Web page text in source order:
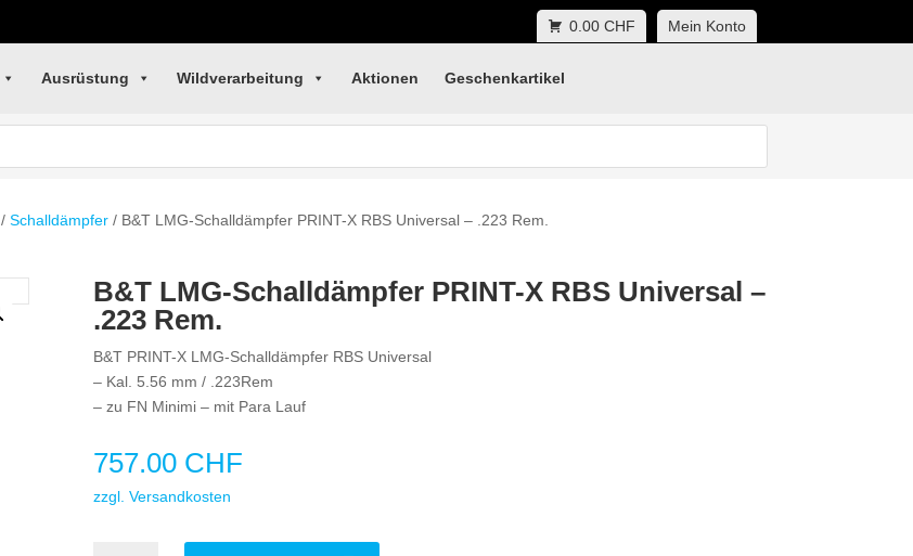
0.00 CHF Mein Konto
Ausrüstung Wildverarbeitung Aktionen Geschenkartikel
/Schalldämpfer / B&T LMG-Schalldämpfer PRINT-X RBS Universal – .223 Rem.
B&T LMG-Schalldämpfer PRINT-X RBS Universal –
.223 Rem.
B&T PRINT-X LMG-Schalldämpfer RBS Universal
– Kal. 5.56 mm / .223Rem
– zu FN Minimi – mit Para Lauf
757.00 CHF
zzgl. Versandkosten